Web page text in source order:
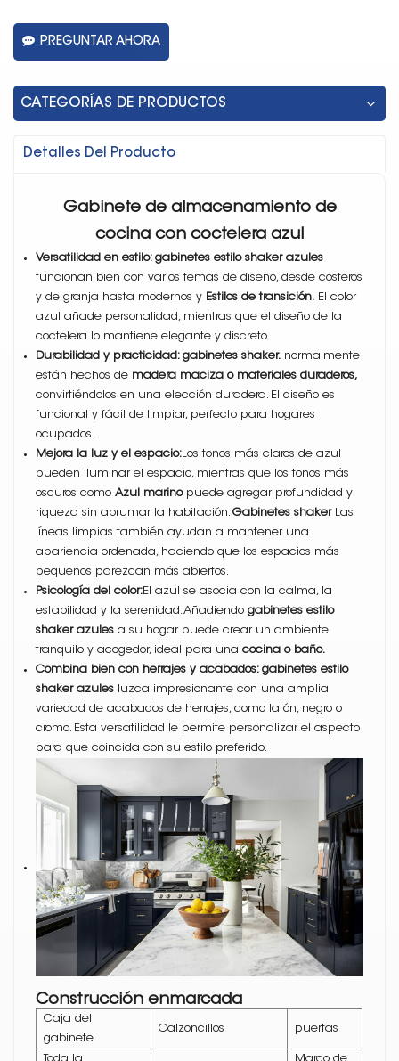
PREGUNTAR AHORA
CATEGORÍAS DE PRODUCTOS
Detalles Del Producto
Gabinete de almacenamiento de
cocina con coctelera azul
Versatilidad en estilo: gabinetes estilo shaker azules
funcionan bien con varios temas de diseño, desde costeros
y de granja hasta modernos y Estilos de transición. El color
azul añade personalidad, mientras que el diseño de la
coctelera lo mantiene elegante y discreto.
Durabilidad y practicidad: gabinetes shaker. normalmente
están hechos de madera maciza o materiales duraderos,
convirtiéndolos en una elección duradera. El diseño es
funcional y fácil de limpiar, perfecto para hogares
ocupados.
Mejora la luz y el espacio: Los tonos más claros de azul
pueden iluminar el espacio, mientras que los tonos más
oscuros como Azul marinopuede agregar profundidad y
riqueza sin abrumar la habitación. Gabinetes shakerLas
líneas limpias también ayudan a mantener una
apariencia ordenada, haciendo que los espacios más
pequeños parezcan más abiertos.
Psicología del color:El azul se asocia con la calma, la
estabilidad y la serenidad. Añadiendo gabinetes estilo
shaker azules a su hogar puede crear un ambiente
tranquilo y acogedor, ideal para una cocina o baño.
Combina bien con herrajes y acabados: gabinetes estilo
shaker azules luzca impresionante con una amplia
variedad de acabados de herrajes, como latón, negro o
cromo. Esta versatilidad le permite personalizar el aspecto
para que coincida con su estilo preferido.
Construcción enmarcada
Caja del
gabinete
Calzoncillos puertas